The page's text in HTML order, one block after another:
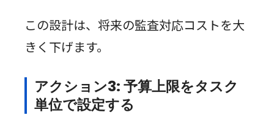
この設計は、将来の監査対応コストを大
きく下げます。
アクション3: 予算上限をタスク
単位で設定する